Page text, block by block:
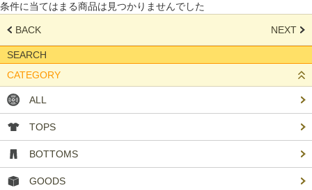
条件に当てはまる商品は見つかりませんでした
BACK NEXT
SEARCH
CATEGORY
ALL
TOPS
BOTTOMS
GOODS